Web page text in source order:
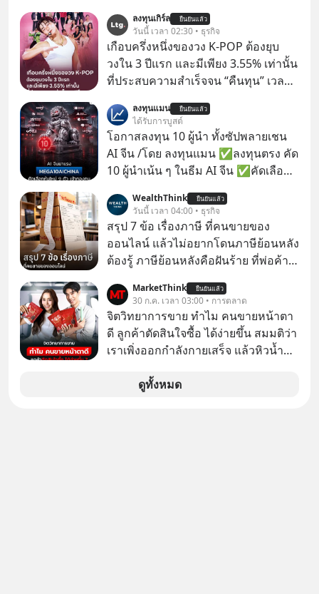
ลงทุนเกิร์ล ยืนยันแล้ว
วันนี้ เวลา 02:30 • ธุรกิจ
เกือบครึ่งหนึ่งของวง K-POP ต้องยุบ
วงใน 3 ปีแรก และมีเพียง 3.55% เท่านั้น
ที่ประสบความสำเร็จจน “คืนทุน” เวลา
เห็นภาพความสำเร็จที่หรูหรา คอนเสิร์ต
สเกลใหญ่ระดับสเตเดียม และยอดขา
ยอัลบัมถล่มทลายจากวงตัวท็อปอย่าง
BTS, BLACKPINK หรือ SEVENTEEN
ลงทุนแมน ยืนยันแล้ว
ได้รับการบูสต์
โอกาสลงทุน 10 ผู้นำ ทั้งซัปพลายเชน
AI จีน /โดย ลงทุนแมน ✅ลงทุนตรง คัด
10 ผู้นำเน้น ๆ ในธีม AI จีน ✅คัดเลือก
เจ้าของผู้นำ AI จีน ตั้งแต่โรงงานผลิตชิป
หน่วยความจำ โมเดล AI ยันหุ่นยนต์
✅ได้การรับยกเว้นภาษี Capital Gain
ตามกฎหมายภาษีของประเทศไทย
WealthThink ยืนยันแล้ว
วันนี้ เวลา 04:00 • ธุรกิจ
สรุป 7 ข้อ เรื่องภาษี ที่คนขายของ
ออนไลน์ แล้วไม่อยากโดนภาษีย้อนหลัง
ต้องรู้ ภาษีย้อนหลังคือฝันร้าย ที่พ่อค้า
MarketThink ยืนยันแล้ว
30 ก.ค. เวลา 03:00 • การตลาด
จิตวิทยาการขาย ทำไม คนขายหน้าตา
ดี ลูกค้าตัดสินใจซื้อ ได้ง่ายขึ้น สมมติว่า
เราเพิ่งออกกำลังกายเสร็จ แล้วหิวน้ำ
ขายของเหมือนกันทุกอย่าง
ดูทั้งหมด